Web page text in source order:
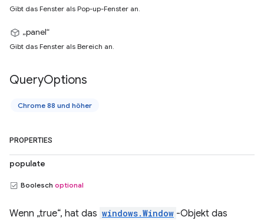
Gibt das Fenster als Pop-up-Fenster an.
„panel“
Gibt das Fenster als Bereich an.
QueryOptions
Chrome 88 und höher
PROPERTIES
populate
Boolesch optional
Wenn „true“, hat das windows.Window -Objekt das